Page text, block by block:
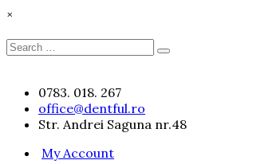
×
Search
Search
Skip
content
0783. 018. 267
office@dentful.ro
Str. Andrei Saguna nr.48
My Account